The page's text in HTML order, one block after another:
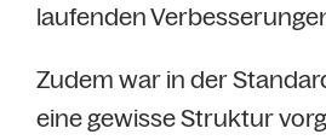
laufenden
Zudem war in der
eine gewisse Struktur